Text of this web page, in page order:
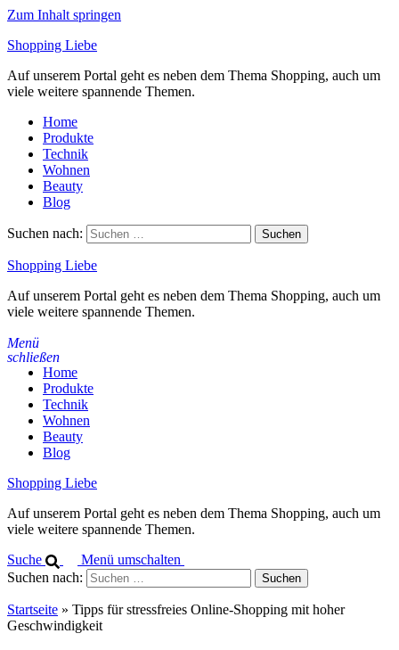
Zum Inhalt springen
Shopping Liebe
Auf unserem Portal geht es neben dem Thema Shopping, auch um
viele weitere spannende Themen.
Home
Produkte
Technik
Wohnen
Beauty
Blog
Suchen nach:
Shopping Liebe
Auf unserem Portal geht es neben dem Thema Shopping, auch um
viele weitere spannende Themen.
Menü
schließen
Home
Produkte
Technik
Wohnen
Beauty
Blog
Shopping Liebe
Auf unserem Portal geht es neben dem Thema Shopping, auch um
viele weitere spannende Themen.
Suche
Menü umschalten
Suchen nach:
Startseite » Tipps für stressfreies Online-Shopping mit hoher
Geschwindigkeit